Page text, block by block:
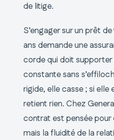
de litige.
S’engager sur un prêt
ans demande une
corde qui doit supporter
constante sans
rigide, elle casse ; si
retient rien. Chez
contrat est pensée
mais la fluidité de la